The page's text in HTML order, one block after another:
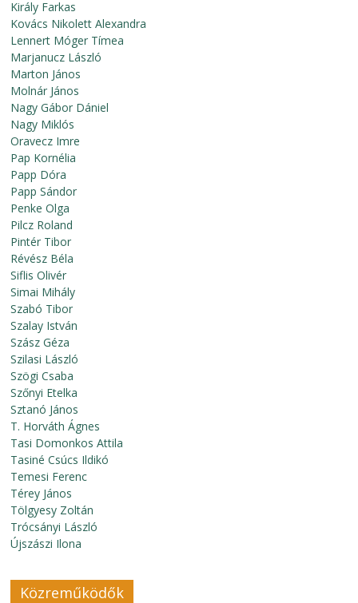
Király Farkas
Kovács Nikolett Alexandra
Lennert Móger Tímea
Marjanucz László
Marton János
Molnár János
Nagy Gábor Dániel
Nagy Miklós
Oravecz Imre
Pap Kornélia
Papp Dóra
Papp Sándor
Penke Olga
Pilcz Roland
Pintér Tibor
Révész Béla
Siflis Olivér
Simai Mihály
Szabó Tibor
Szalay István
Szász Géza
Szilasi László
Szögi Csaba
Szőnyi Etelka
Sztanó János
T. Horváth Ágnes
Tasi Domonkos Attila
Tasiné Csúcs Ildikó
Temesi Ferenc
Térey János
Tölgyesy Zoltán
Trócsányi László
Újszászi Ilona
Közreműködők